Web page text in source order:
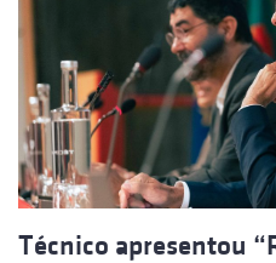
Técnico apresentou